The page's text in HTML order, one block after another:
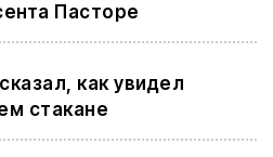
Пасторе
как увидел
стакане